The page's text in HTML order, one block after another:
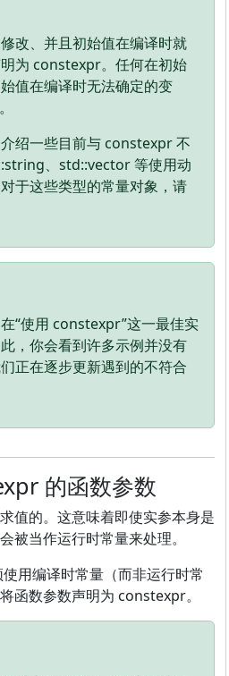
改、并且初始值在编译时就
为 constexpr。任何在初始
值在编译时无法确定的变
绍一些目前与 constexpr 不
、std::vector 等使用动
于这些类型的常量对象，请
“使用 constexpr”这一最佳实
，你会看到许多示例并没有
正在逐步更新遇到的不符合
的函数参数
值的。这意味着即使实参本身是
被当作运行时常量来处理。
用编译时常量（而非运行时常
函数参数声明为 constexpr。